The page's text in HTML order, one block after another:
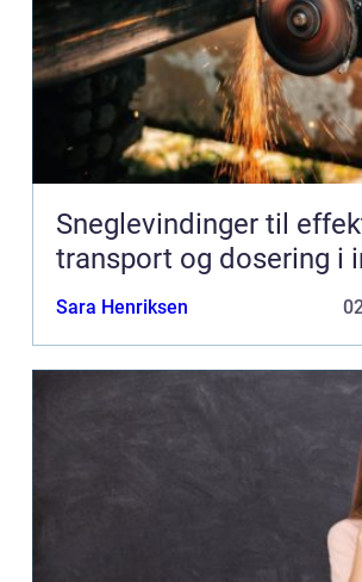
Sneglevindinger til
transport og dosering i
Sara Henriksen